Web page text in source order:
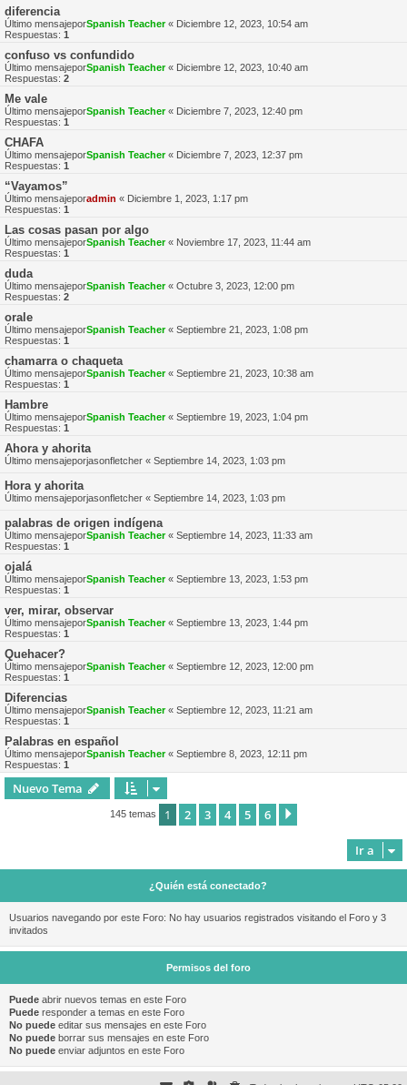
diferencia
Último mensajeporSpanish Teacher« Diciembre 12, 2023, 10:54 am
Respuestas: 1
confuso vs confundido
Último mensajeporSpanish Teacher« Diciembre 12, 2023, 10:40 am
Respuestas: 2
Me vale
Último mensajeporSpanish Teacher« Diciembre 7, 2023, 12:40 pm
Respuestas: 1
CHAFA
Último mensajeporSpanish Teacher« Diciembre 7, 2023, 12:37 pm
Respuestas: 1
“Vayamos”
Último mensajeporadmin « Diciembre 1, 2023, 1:17 pm
Respuestas: 1
Las cosas pasan por algo
Último mensajeporSpanish Teacher« Noviembre 17, 2023, 11:44 am
Respuestas: 1
duda
Último mensajeporSpanish Teacher« Octubre 3, 2023, 12:00 pm
Respuestas: 2
orale
Último mensajeporSpanish Teacher« Septiembre 21, 2023, 1:08 pm
Respuestas: 1
chamarra o chaqueta
Último mensajeporSpanish Teacher« Septiembre 21, 2023, 10:38 am
Respuestas: 1
Hambre
Último mensajeporSpanish Teacher« Septiembre 19, 2023, 1:04 pm
Respuestas: 1
Ahora y ahorita
Último mensajeporjasonfletcher « Septiembre 14, 2023, 1:03 pm
Hora y ahorita
Último mensajeporjasonfletcher « Septiembre 14, 2023, 1:03 pm
palabras de origen indígena
Último mensajeporSpanish Teacher« Septiembre 14, 2023, 11:33 am
Respuestas: 1
ojalá
Último mensajeporSpanish Teacher« Septiembre 13, 2023, 1:53 pm
Respuestas: 1
ver, mirar, observar
Último mensajeporSpanish Teacher« Septiembre 13, 2023, 1:44 pm
Respuestas: 1
Quehacer?
Último mensajeporSpanish Teacher« Septiembre 12, 2023, 12:00 pm
Respuestas: 1
Diferencias
Último mensajeporSpanish Teacher« Septiembre 12, 2023, 11:21 am
Respuestas: 1
Palabras en español
Último mensajeporSpanish Teacher« Septiembre 8, 2023, 12:11 pm
Respuestas: 1
Nuevo Tema
145 temas 1 2 3 4 5 6
Ir a
¿Quién está conectado?
Usuarios navegando por este Foro: No hay usuarios registrados visitando el Foro y 3
invitados
Permisos del foro
Puede abrir nuevos temas en este Foro
Puede responder a temas en este Foro
No puede editar sus mensajes en este Foro
No puede borrar sus mensajes en este Foro
No puede enviar adjuntos en este Foro